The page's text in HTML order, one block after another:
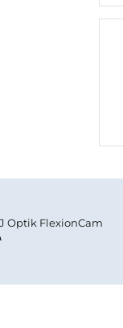
Optik FlexionCam